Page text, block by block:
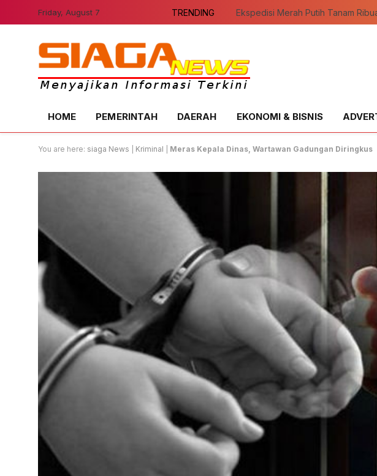
Friday, August 7 TRENDING
HOME PEMERINTAH DAERAH EKONOMI & BISNIS
You are here: siaga News Kriminal Meras Kepala Dinas, Wartawan Gadungan Diringkus